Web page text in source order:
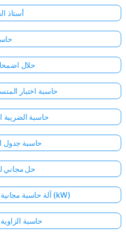
أستاذ
حلال
حاسبة اختبار
حاسبة الضريبة
حاسبة جدول
حل مجاني
آلة حاسبة مجانية لتحويل الأمبير إلى كيلوواط (kW)
حاسبة